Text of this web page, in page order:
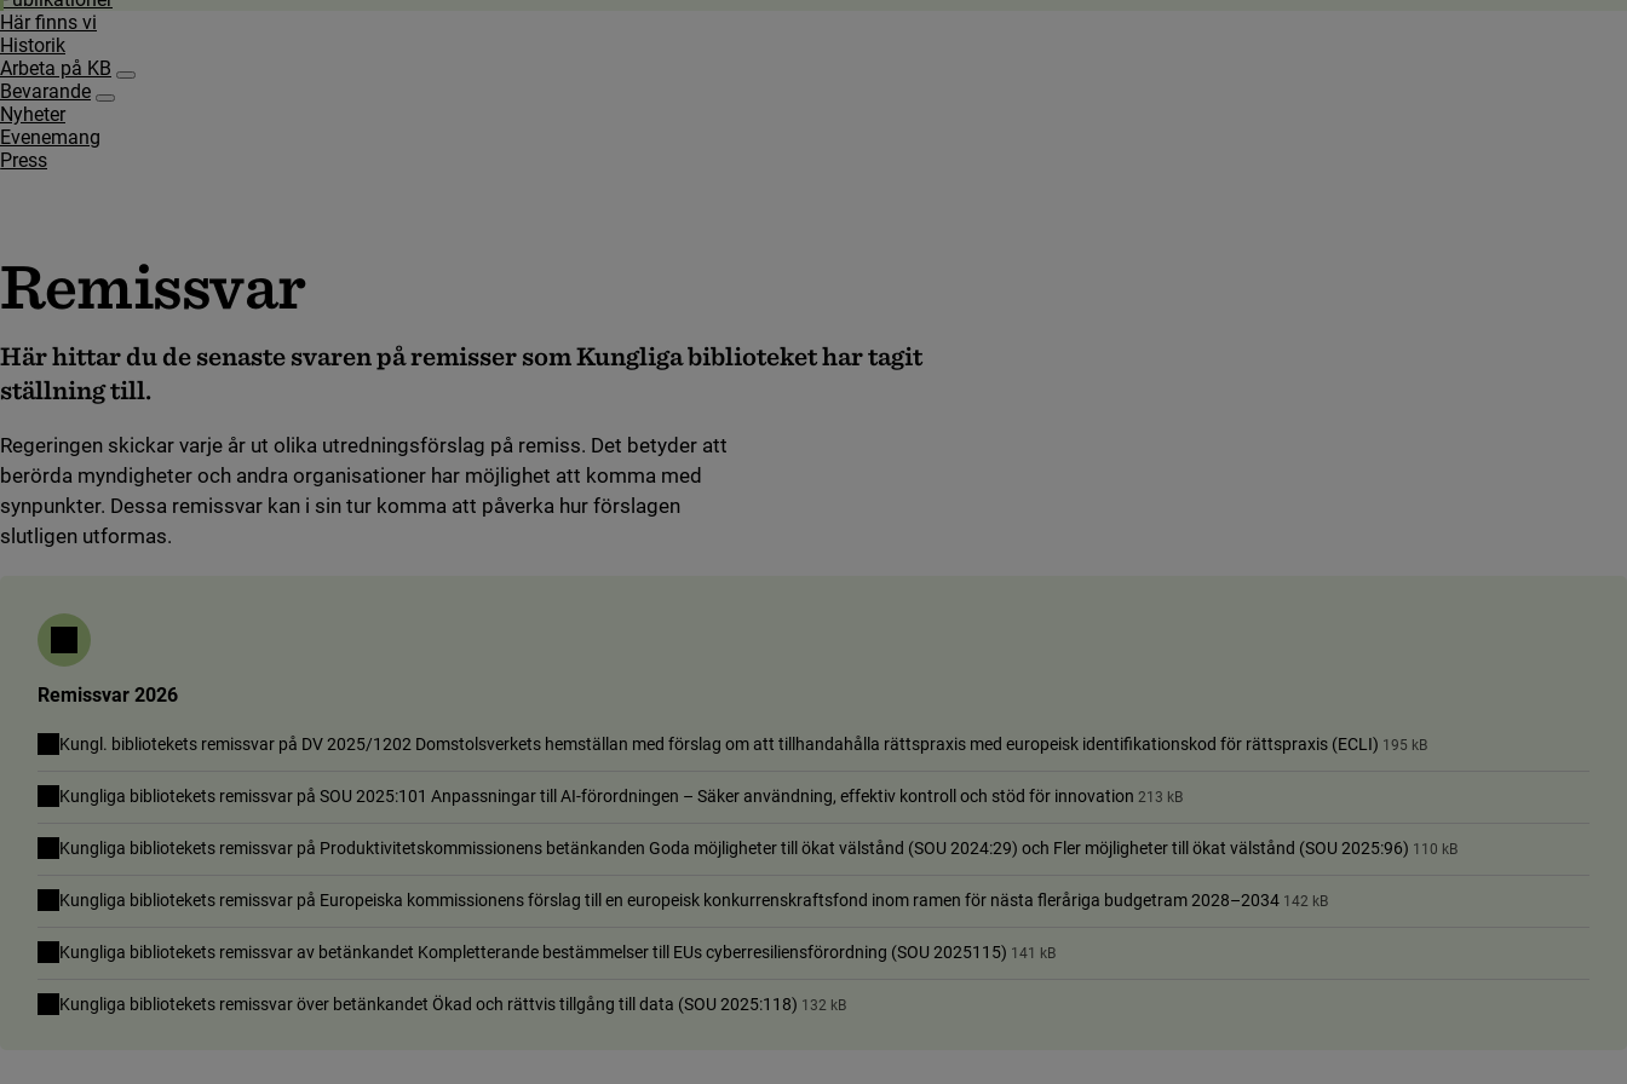
Här finns vi
Historik
Arbeta på KB
Undersidor för Arbeta på KB
Bevarande
Undersidor för Bevarande
Nyheter
Evenemang
Press
Remissvar
Här hittar du de senaste svaren på remisser som Kungliga biblioteket har tagit
ställning till.
Regeringen skickar varje år ut olika utredningsförslag på remiss. Det betyder att
berörda myndigheter och andra organisationer har möjlighet att komma med
synpunkter. Dessa remissvar kan i sin tur komma att påverka hur förslagen
slutligen utformas.
Remissvar 2026
Kungl. bibliotekets remissvar på DV 2025/1202 Domstolsverkets hemställan med förslag om att tillhandahålla rättspraxis med europeisk identifikationskod för rättspraxis (ECLI) 195 kB
Kungliga bibliotekets remissvar på SOU 2025:101 Anpassningar till AI-förordningen – Säker användning, effektiv kontroll och stöd för innovation 213 kB
Kungliga bibliotekets remissvar på Produktivitetskommissionens betänkanden Goda möjligheter till ökat välstånd (SOU 2024:29) och Fler möjligheter till ökat välstånd (SOU 2025:96) 110 kB
Kungliga bibliotekets remissvar på Europeiska kommissionens förslag till en europeisk konkurrenskraftsfond inom ramen för nästa fleråriga budgetram 2028–2034 142 kB
Kungliga bibliotekets remissvar av betänkandet Kompletterande bestämmelser till EUs cyberresiliensförordning (SOU 2025115) 141 kB
Kungliga bibliotekets remissvar över betänkandet Ökad och rättvis tillgång till data (SOU 2025:118) 132 kB